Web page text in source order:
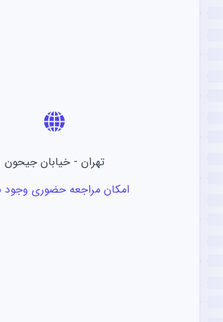
تهران - خیابان جیحون
امکان مراجعه حضوری وجود